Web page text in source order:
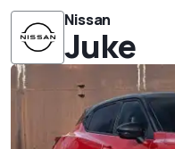
Nissan
Juke